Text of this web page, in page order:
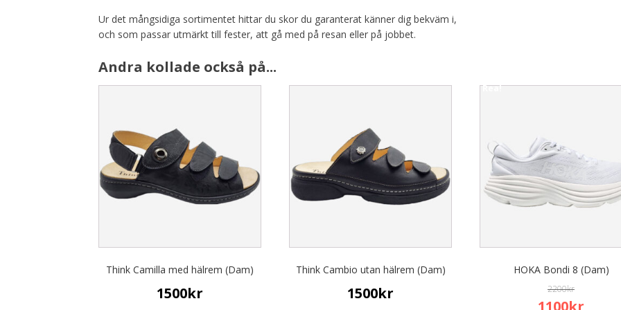
Ur det mångsidiga sortimentet hittar du skor du garanterat känner dig bekväm i,
och som passar utmärkt till fester, att gå med på resan eller på jobbet.
Andra kollade också på...
Think Camilla med hälrem (Dam)
1500kr
multiple
variants.
The
options
may
product
Think Cambio utan hälrem (Dam)
1500kr
The
options
may
product
Rea!
HOKA Bondi 8 (Dam)
2200kr
Original
1100kr
variants.
The
options
may